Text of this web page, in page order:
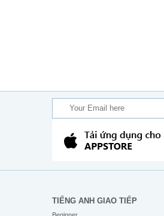
TIẾNG ANH GIAO TIẾP